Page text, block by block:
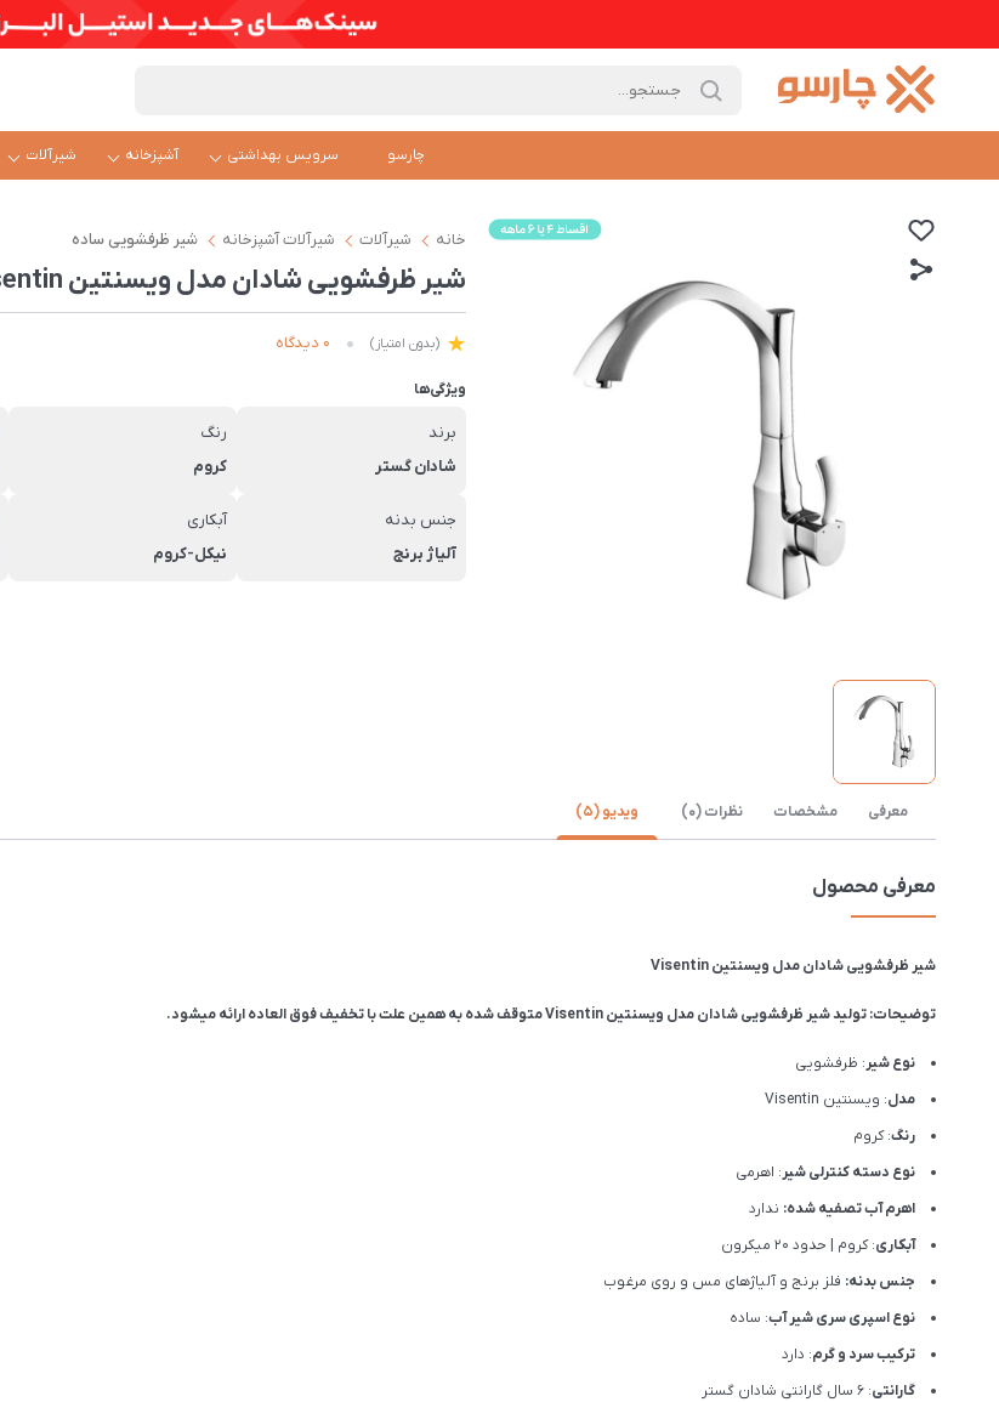
چارسو سرویس بهداشتی آشپزخانه شیرآلات
خانه شیرآلات شیرآلات آشپزخانه شیر ظرفشویی ساده
شیر ظرفشویی شادان مدل ویسنتین Visentin
(بدون امتیاز) 0 دیدگاه
ویژگی‌ها
برند
شادان گستر
رنگ
کروم
جنس بدنه
آلیاژ برنج
آبکاری
نیکل-کروم
معرفی مشخصات نظرات (0) ویدیو (5)
معرفی محصول
شیر ظرفشویی شادان مدل ویسنتین Visentin
توضیحات: تولید شیر ظرفشویی شادان مدل ویسنتین Visentin متوقف شده به همین علت با تخفیف فوق العاده ارائه میشود.
نوع شیر: ظرفشویی
مدل: ویسنتین Visentin
رنگ: کروم
نوع دسته کنترلی شیر: اهرمی
اهرم آب تصفیه شده: ندارد
آبکاری: کروم | حدود 20 میکرون
جنس بدنه: فلز برنج و آلیاژهای مس و روی مرغوب
نوع اسپری سری شیر آب: ساده
ترکیب سرد و گرم: دارد
گارانتی: 6 سال گارانتی شادان گستر